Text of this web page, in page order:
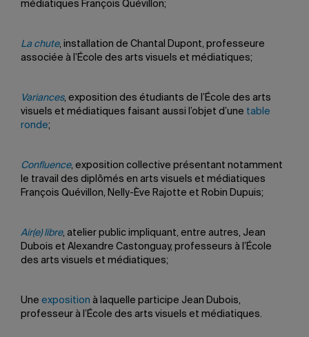
médiatiques François Quévillon;
La chute, installation de Chantal Dupont, professeure
associée à l’École des arts visuels et médiatiques;
Variances, exposition des étudiants de l’École des arts
visuels et médiatiques faisant aussi l’objet d’une table
ronde;
Confluence, exposition collective présentant notamment
le travail des diplômés en arts visuels et médiatiques
François Quévillon, Nelly-Ève Rajotte et Robin Dupuis;
Air(e) libre, atelier public impliquant, entre autres, Jean
Dubois et Alexandre Castonguay, professeurs à l’École
des arts visuels et médiatiques;
Une exposition à laquelle participe Jean Dubois,
professeur à l’École des arts visuels et médiatiques.